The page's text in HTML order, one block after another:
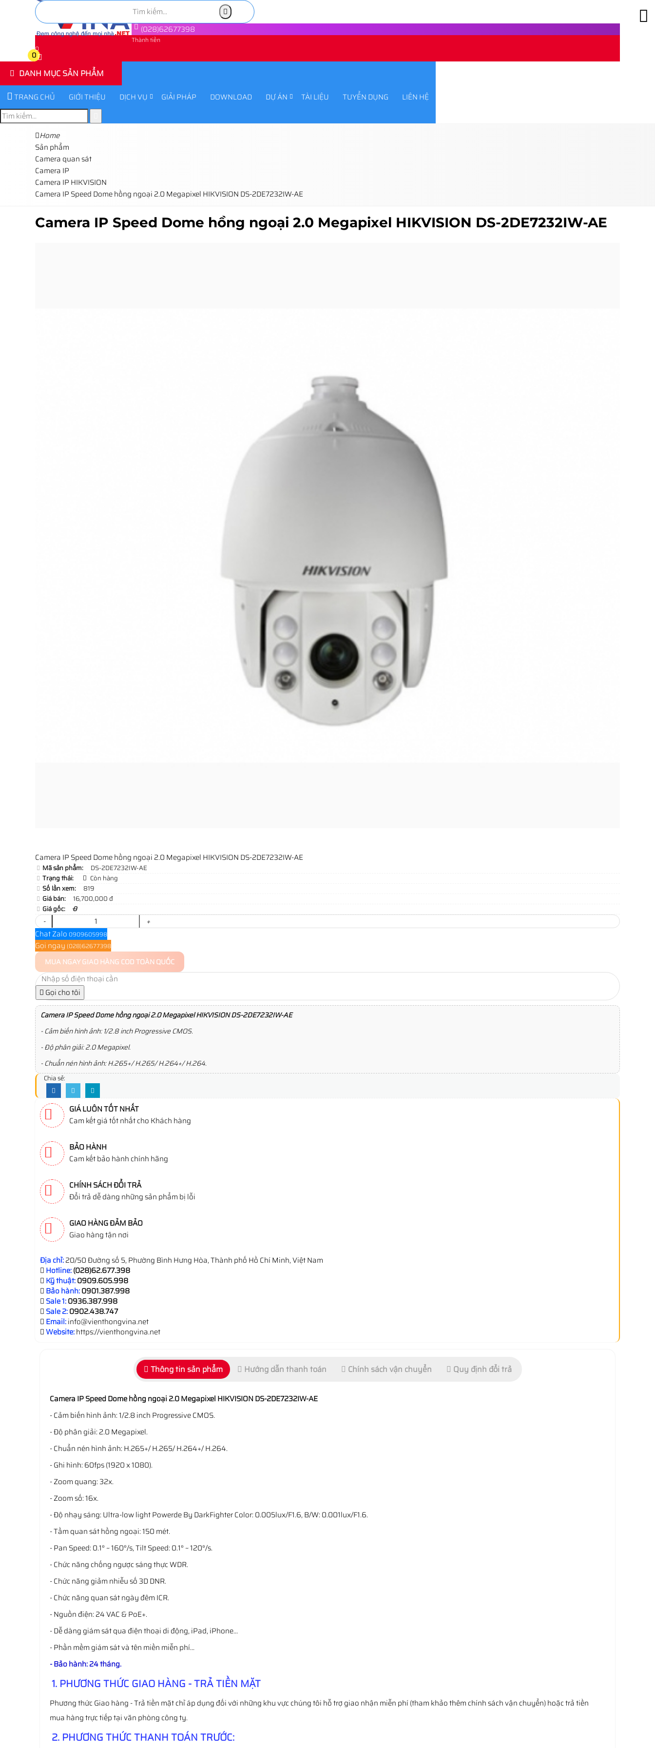
(028)62677398
Thành tiền
0
0
DANH MỤC SẢN PHẨM
TRANG CHỦ GIỚI THIỆU DỊCH VỤ GIẢI PHÁP DOWNLOAD DỰ ÁN TÀI LIỆU TUYỂN DỤNG LIÊN HỆ
Home
Sản phẩm
Camera quan sát
Camera IP
Camera IP HIKVISION
Camera IP Speed Dome hồng ngoại 2.0 Megapixel HIKVISION DS-2DE7232IW-AE
Camera IP Speed Dome hồng ngoại 2.0 Megapixel HIKVISION DS-2DE7232IW-AE
Camera IP Speed Dome hồng ngoại 2.0 Megapixel HIKVISION DS-2DE7232IW-AE
Mã sản phẩm:
DS-2DE7232IW-AE
Trạng thái:
Còn hàng
Số lần xem:
819
Giá bán:
16,700,000 đ
Giá gốc:
0
-
+
Chat Zalo 0909605998
Gọi ngay (028)62677398
MUA NGAYGIAO HÀNG COD TOÀN QUỐC
Gọi cho tôi
Camera IP Speed Dome hồng ngoại 2.0 Megapixel HIKVISION DS-2DE7232IW-AE
- Cảm biến hình ảnh: 1/2.8 inch Progressive CMOS.
- Độ phân giải: 2.0 Megapixel.
- Chuẩn nén hình ảnh: H.265+/ H.265/ H.264+/ H.264.
Chia sẻ:
GIÁ LUÔN TỐT NHẤT
Cam kết giá tốt nhất cho Khách hàng
BẢO HÀNH
Cam kết bảo hành chính hãng
CHÍNH SÁCH ĐỔI TRẢ
Đổi trả dễ dàng những sản phẩm bị lỗi
GIAO HÀNG ĐẢM BẢO
Giao hàng tận nơi
Địa chỉ:20/50 Đường số 5, Phường Bình Hưng Hòa, Thành phố Hồ Chí Minh, Việt Nam
Hotline:(028)62.677.398
Kỹ thuật:0909.605.998
Bảo hành:0901.387.998
Sale 1:0936.387.998
Sale 2:0902.438.747
Email:info@vienthongvina.net
Website:https://vienthongvina.net
Thông tin sản phẩm Hướng dẫn thanh toán Chính sách vận chuyển Quy định đổi trả
Camera IP Speed Dome hồng ngoại 2.0 Megapixel HIKVISION DS-2DE7232IW-AE
- Cảm biến hình ảnh: 1/2.8 inch Progressive CMOS.
- Độ phân giải: 2.0 Megapixel.
- Chuẩn nén hình ảnh: H.265+/ H.265/ H.264+/ H.264.
- Ghi hình: 60fps (1920 x 1080).
- Zoom quang: 32x.
- Zoom số: 16x.
- Độ nhạy sáng: Ultra-low light Powerde By DarkFighter Color: 0.005lux/F1.6, B/W: 0.001lux/F1.6.
- Tầm quan sát hồng ngoại: 150 mét.
- Pan Speed: 0.1° ~ 160°/s, Tilt Speed: 0.1° ~ 120°/s.
- Chức năng chống ngược sáng thực WDR.
- Chức năng giảm nhiễu số 3D DNR.
- Chức năng quan sát ngày đêm ICR.
- Nguồn điện: 24 VAC & PoE+.
- Dễ dàng giám sát qua điện thoại di động, iPad, iPhone…
- Phần mềm giám sát và tên miền miễn phí…
- Bảo hành: 24 tháng.
1. PHƯƠNG THỨC GIAO HÀNG - TRẢ TIỀN MẶT
Phương thức Giao hàng - Trả tiền mặt chỉ áp dụng đối với những khu vực chúng tôi hỗ trợ giao nhận miễn phí (tham khảo thêm chính sách vận chuyển) hoặc trả tiền
mua hàng trực tiếp tại văn phòng công ty.
2. PHƯƠNG THỨC THANH TOÁN TRƯỚC: